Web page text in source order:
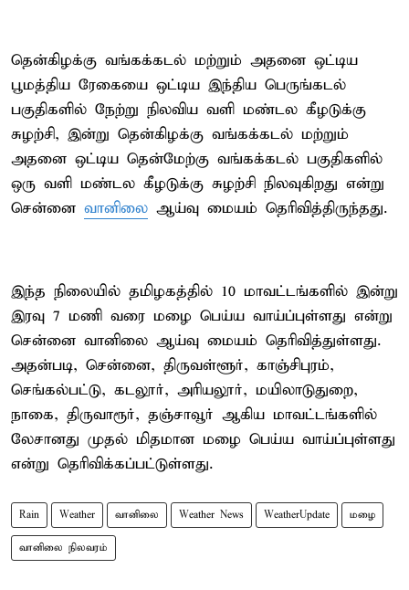
தென்கிழக்கு வங்கக்கடல் மற்றும் அதனை ஒட்டிய
பூமத்திய ரேகையை ஒட்டிய இந்திய பெருங்கடல்
பகுதிகளில் நேற்று நிலவிய வளி மண்டல கீழடுக்கு
சுழற்சி, இன்று தென்கிழக்கு வங்கக்கடல் மற்றும்
அதனை ஒட்டிய தென்மேற்கு வங்கக்கடல் பகுதிகளில்
ஒரு வளி மண்டல கீழடுக்கு சுழற்சி நிலவுகிறது என்று
சென்னை வானிலை ஆய்வு மையம் தெரிவித்திருந்தது.
இந்த நிலையில் தமிழகத்தில் 10 மாவட்டங்களில் இன்று
இரவு 7 மணி வரை மழை பெய்ய வாய்ப்புள்ளது என்று
சென்னை வானிலை ஆய்வு மையம் தெரிவித்துள்ளது.
அதன்படி, சென்னை, திருவள்ளூர், காஞ்சிபுரம்,
செங்கல்பட்டு, கடலூர், அரியலூர், மயிலாடுதுறை,
நாகை, திருவாரூர், தஞ்சாவூர் ஆகிய மாவட்டங்களில்
லேசானது முதல் மிதமான மழை பெய்ய வாய்ப்புள்ளது
என்று தெரிவிக்கப்பட்டுள்ளது.
Rain Weather வானிலை Weather News WeatherUpdate மழை
வானிலை நிலவரம்